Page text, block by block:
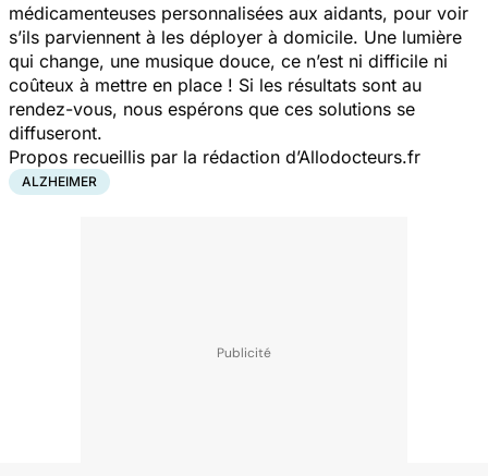
médicamenteuses personnalisées aux aidants, pour voir
s’ils parviennent à les déployer à domicile. Une lumière
qui change, une musique douce, ce n’est ni difficile ni
coûteux à mettre en place ! Si les résultats sont au
rendez-vous, nous espérons que ces solutions se
diffuseront.
Propos recueillis par la rédaction d’Allodocteurs.fr
ALZHEIMER